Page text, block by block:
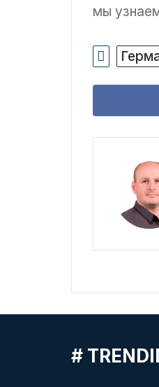
мы
#